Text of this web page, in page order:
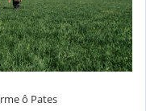
ô Pates